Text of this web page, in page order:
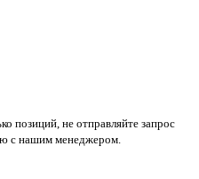
позиций, не отправляйте запрос
с нашим менеджером.